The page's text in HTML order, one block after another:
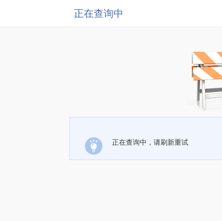
正在查询中
正在查询中，请刷新重试